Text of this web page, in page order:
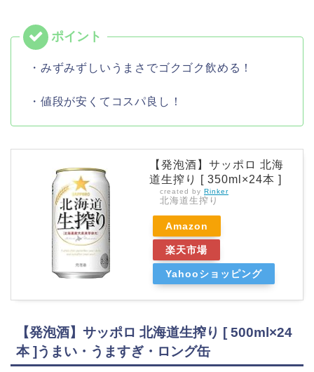
・みずみずしいうまさでゴクゴク飲める！
・値段が安くてコスパ良し！
【発泡酒】サッポロ 北海
道生搾り [ 350ml×24本 ]
created by Rinker
北海道生搾り
Amazon
楽天市場
Yahooショッピング
【発泡酒】サッポロ 北海道生搾り [ 500ml×24
本 ]うまい・うますぎ・ロング缶